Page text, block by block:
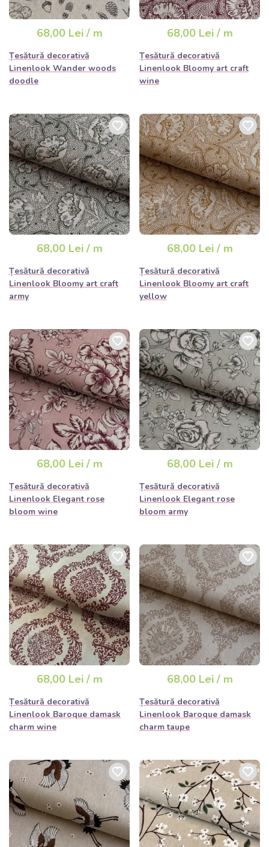
68,00 Lei / m
Țesătură decorativă
Linenlook Wander woods
doodle
68,00 Lei / m
Țesătură decorativă
Linenlook Bloomy art craft
wine
68,00 Lei / m
Țesătură decorativă
Linenlook Bloomy art craft
army
68,00 Lei / m
Țesătură decorativă
Linenlook Bloomy art craft
yellow
68,00 Lei / m
Țesătură decorativă
Linenlook Elegant rose
bloom wine
68,00 Lei / m
Țesătură decorativă
Linenlook Elegant rose
bloom army
68,00 Lei / m
Țesătură decorativă
Linenlook Baroque damask
charm wine
68,00 Lei / m
Țesătură decorativă
Linenlook Baroque damask
charm taupe